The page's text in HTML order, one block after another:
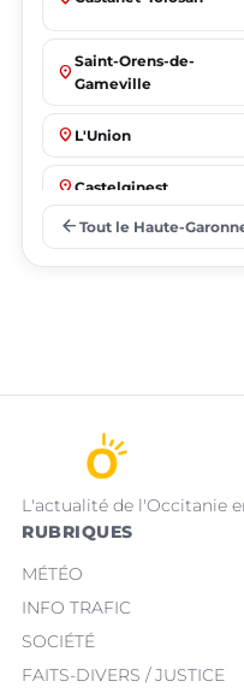
place
Saint-Orens-de-
Gameville
place L'Union
place Castelginest
place Villeneuve-Tolosane
arrow_back Tout le Haute-
L'actualité de l'Occitanie
RUBRIQUES
MÉTÉO
INFO TRAFIC
SOCIÉTÉ
FAITS-DIVERS / JUSTICE